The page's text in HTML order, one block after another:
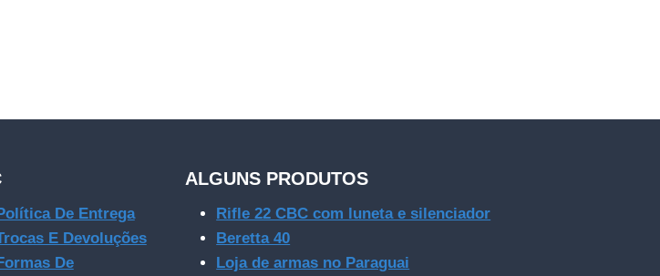
De Entrega
E Devoluções
De
ALGUNS PRODUTOS
Rifle 22 CBC com luneta e silenciador
Beretta 40
Loja de armas no Paraguai